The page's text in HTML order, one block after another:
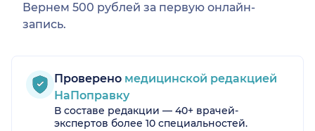
Вернем 500 рублей за первую онлайн-
запись.
Проверено медицинской редакцией
НаПоправку
В составе редакции — 40+ врачей-
экспертов более 10 специальностей.